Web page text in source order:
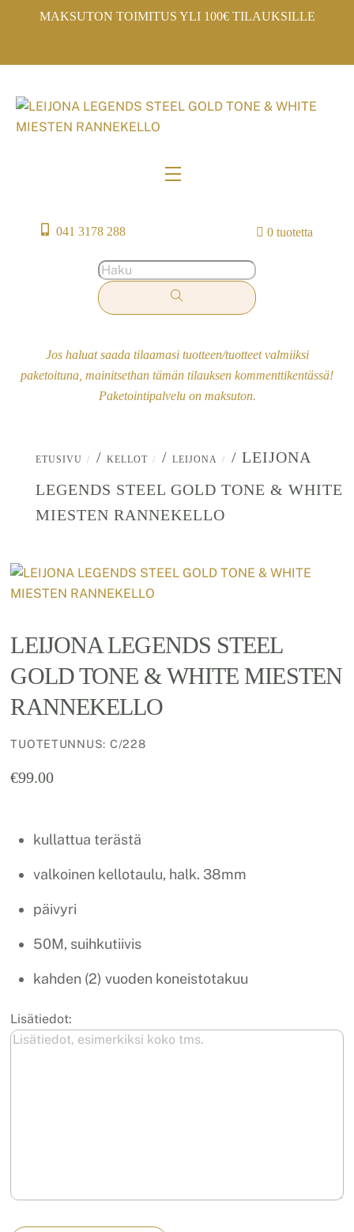
MAKSUTON TOIMITUS YLI 100€ TILAUKSILLE
Menu
041 3178 288 0 tuotetta
Jos haluat saada tilaamasi tuotteen/tuotteet valmiiksi
paketoituna, mainitsethan tämän tilauksen kommenttikentässä!
Paketointipalvelu on maksuton.
ETUSIVU / KELLOT / LEIJONA
/ LEIJONA
LEGENDS STEEL GOLD TONE & WHITE
MIESTEN RANNEKELLO
LEIJONA LEGENDS STEEL
GOLD TONE & WHITE MIESTEN
RANNEKELLO
TUOTETUNNUS: C/228
€99.00
kullattua terästä
valkoinen kellotaulu, halk. 38mm
päivyri
50M, suihkutiivis
kahden (2) vuoden koneistotakuu
Lisätiedot: